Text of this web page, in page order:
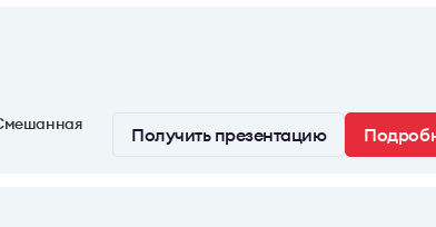
Получить презентацию